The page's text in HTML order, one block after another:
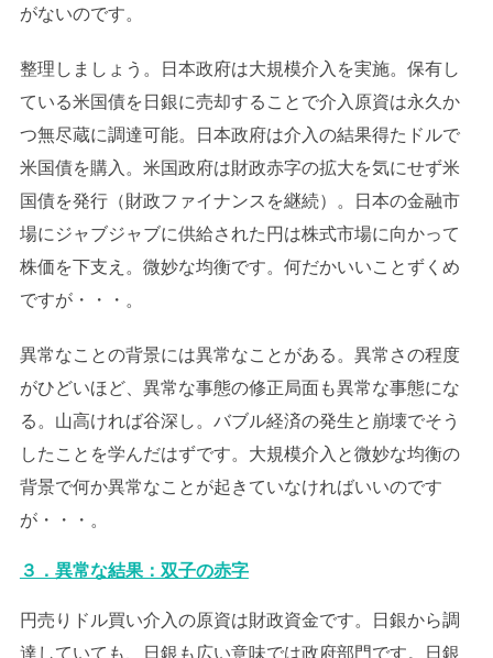
がないのです。
整理しましょう。日本政府は大規模介入を実施。保有し
ている米国債を日銀に売却することで介入原資は永久か
つ無尽蔵に調達可能。日本政府は介入の結果得たドルで
米国債を購入。米国政府は財政赤字の拡大を気にせず米
国債を発行（財政ファイナンスを継続）。日本の金融市
場にジャブジャブに供給された円は株式市場に向かって
株価を下支え。微妙な均衡です。何だかいいことずくめ
ですが・・・。
異常なことの背景には異常なことがある。異常さの程度
がひどいほど、異常な事態の修正局面も異常な事態にな
る。山高ければ谷深し。バブル経済の発生と崩壊でそう
したことを学んだはずです。大規模介入と微妙な均衡の
背景で何か異常なことが起きていなければいいのです
が・・・。
３．異常な結果：双子の赤字
円売りドル買い介入の原資は財政資金です。日銀から調
達していても、日銀も広い意味では政府部門です。日銀